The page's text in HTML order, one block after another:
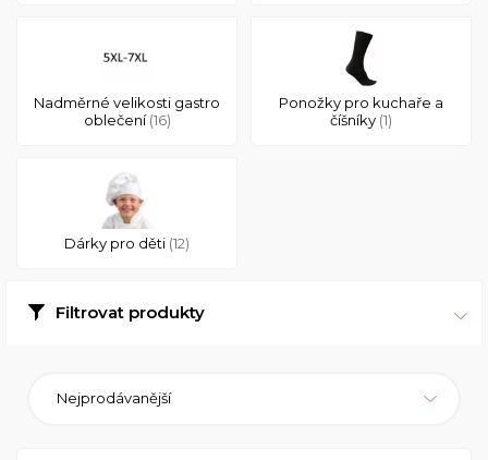
Nadměrné velikosti gastro
oblečení(16)
Ponožky pro kuchaře a
číšníky (1)
Dárky pro děti (12)
Filtrovat produkty
Nejprodávanější